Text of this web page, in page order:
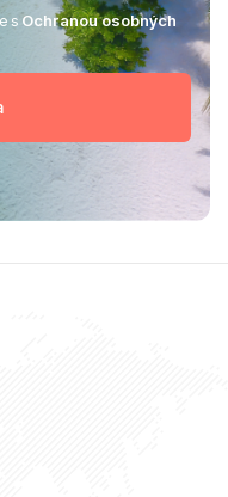
sOchranou osobných